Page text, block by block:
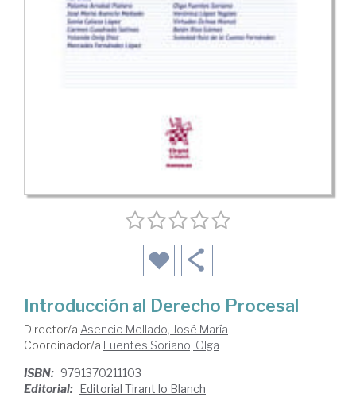
Introducción al Derecho Procesal
Director/a Asencio Mellado, José María
Coordinador/a Fuentes Soriano, Olga
ISBN: 9791370211103
Editorial: Editorial Tirant lo Blanch